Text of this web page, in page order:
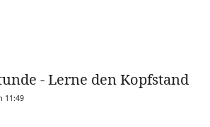
- Lerne den Kopfstand
11:49